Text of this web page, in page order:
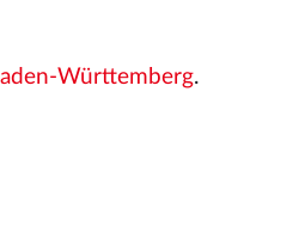
Württemberg.